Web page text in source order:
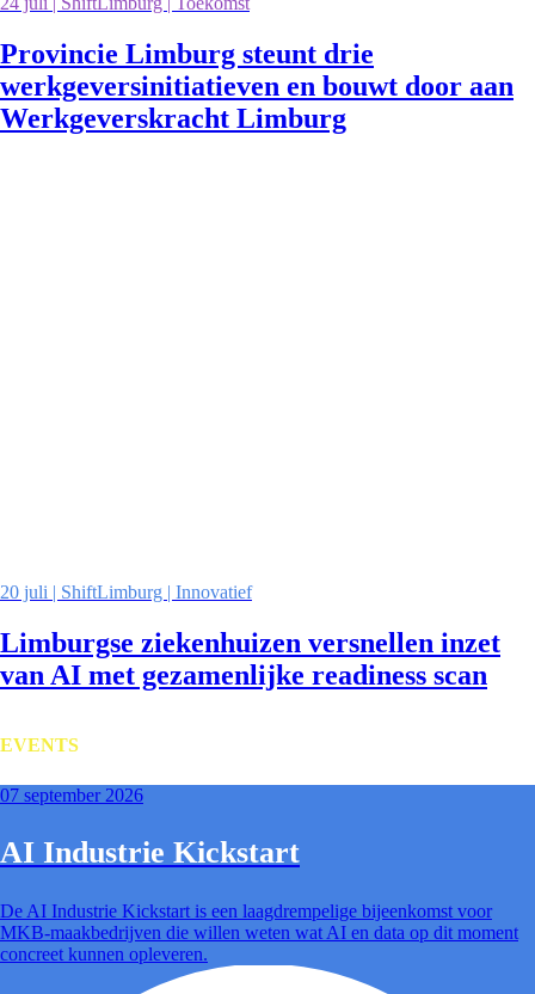
Provincie Limburg steunt drie
werkgeversinitiatieven en bouwt door aan
Werkgeverskracht Limburg
20 juli | ShiftLimburg | Innovatief
Limburgse ziekenhuizen versnellen inzet
van AI met gezamenlijke readiness scan
EVENTS
07 september 2026
AI Industrie Kickstart
De AI Industrie Kickstart is een laagdrempelige bijeenkomst voor
MKB-maakbedrijven die willen weten wat AI en data op dit moment
concreet kunnen opleveren.